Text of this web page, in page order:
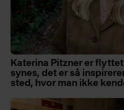
Katerina Pitzner er
synes, det er så
sted, hvor man ikke